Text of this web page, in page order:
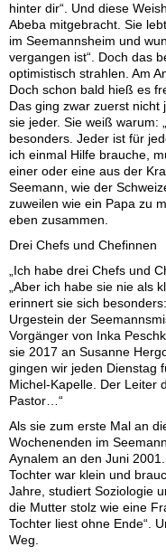
hinter dir“. Und diese
Abeba mitgebracht. Sie
im Seemannsheim und
vergangen ist“. Doch das
optimistisch strahlen. Am
Doch schon bald hieß es
Das ging zwar zuerst
sie jeder. Sie weiß warum:
besonders. Jeder ist für
ich einmal Hilfe brauche,
einer oder eine aus der
Seemann, wie der
zuweilen wie ein Papa zu
eben zusammen.
Drei Chefs und Chefinnen
„Ich habe drei Chefs und
„Aber ich habe sie nie als
erinnert sie sich
Urgestein der
Vorgänger von Inka
sie 2017 an Susanne
gingen wir jeden Dienstag
Michel-Kapelle. Der Leiter
Pastor…“
Als sie zum erste Mal an
Wochenenden im
Aynalem an den Juni
Tochter war klein und
Jahre, studiert Soziologie
die Mutter stolz wie eine
Tochter liest ohne Ende“.
Weg.